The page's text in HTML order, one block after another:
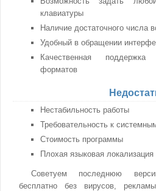
клавиатуры
Наличие достаточного числа
Удобный в обращении
Качественная
форматов
Нестабильность работы
Требовательность к
Стоимость программы
Плохая языковая локализация
Советуем последнюю
бесплатно без вирусов,